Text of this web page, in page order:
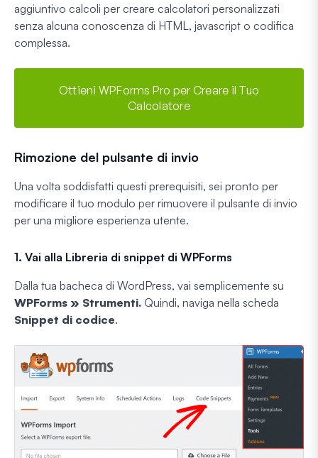
aggiuntivo calcoli per creare calcolatori personalizzati
senza alcuna conoscenza di HTML, javascript o codifica
complessa.
Ottieni WPForms Pro per Creare il Tuo
Calcolatore
Rimozione del pulsante di invio
Una volta soddisfatti questi prerequisiti, sei pronto per
modificare il tuo modulo per rimuovere il pulsante di invio
per una migliore esperienza utente.
1. Vai alla Libreria di snippet di WPForms
Dalla tua bacheca di WordPress, vai semplicemente su
WPForms » Strumenti. Quindi, naviga nella scheda
Snippet di codice.